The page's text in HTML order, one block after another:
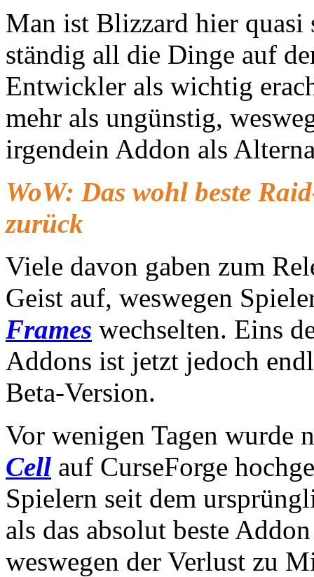
Man ist Blizzard hier quasi
ständig all die Dinge auf
Entwickler als wichtig
mehr als ungünstig,
irgendein Addon als
WoW: Das wohl beste
zurück
Viele davon gaben zum
Geist auf, weswegen
Frames wechselten. Eins
Addons ist jetzt jedoch
Beta-Version.
Vor wenigen Tagen wurde
Cell auf CurseForge
Spielern seit dem
als das absolut beste
weswegen der Verlust zu